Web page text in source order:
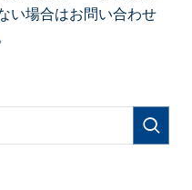
い場合はお問い合わせ